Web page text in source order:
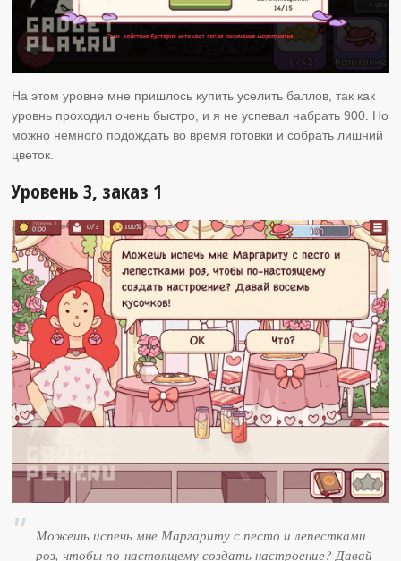
На этом уровне мне пришлось купить уселить баллов, так как
уровнь проходил очень быстро, и я не успевал набрать 900. Но
можно немного подождать во время готовки и собрать лишний
цветок.
Уровень 3, заказ 1
Можешь испечь мне Маргариту с песто и лепестками
роз, чтобы по-настоящему создать настроение? Давай